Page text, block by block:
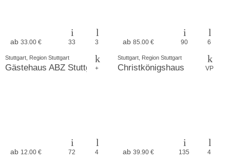
ab 33.00 € 33 3
+
Stuttgart, Region Stuttgart
Gästehaus ABZ Stuttgart
ab 85.00 € 90 6
VP
Stuttgart, Region Stuttgart
Christkönigshaus
ab 12.00 € 72 4 ab 39.90 € 135 4